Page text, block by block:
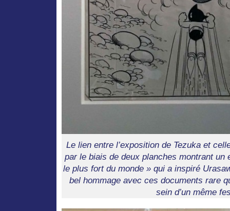
Le lien entre l’exposition de Tezuka et
par le biais de deux planches montrant un
le plus fort du monde » qui a inspiré
bel hommage avec ces documents rare
sein d’un même